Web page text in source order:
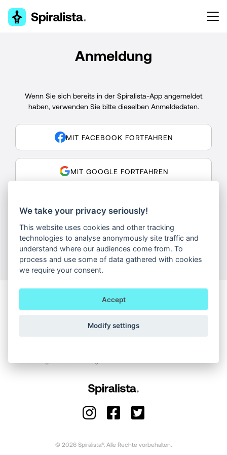
Anmeldung
Wenn Sie sich bereits in der Spiralista-App angemeldet
haben, verwenden Sie bitte dieselben Anmeldedaten.
MIT FACEBOOK FORTFAHREN
MIT GOOGLE FORTFAHREN
MIT APPLE FORTFAHREN
MIT E-MAIL FORTFAHREN
Ohne Verbindlichkeiten. Der Plan wird nach dem Ende der Probezeit
Spiralista benötigt die Version des Operationssystems iOS 12 oder
© 2026 Spiralista®. Alle Rechte vorbehalten.
We take your privacy seriously!
This website uses cookies and other tracking
technologies to analyse anonymously site traffic and
understand where our audiences come from. To
process and use some of data gathered with cookies
we require your consent.
Accept
Modify settings